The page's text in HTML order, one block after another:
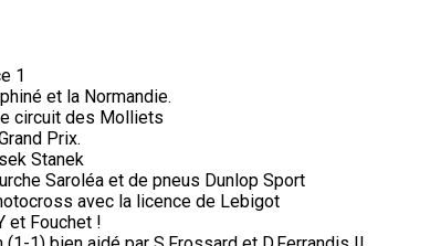
1
et la Normandie.
circuit des Molliets
Prix.
Stanek
Saroléa et de pneus Dunlop Sport
avec la licence de Lebigot
et Fouchet !